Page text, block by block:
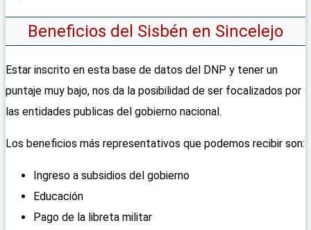
Beneficios del Sisbén en Sincelejo
Estar inscrito en esta base de datos del DNP y tener un
puntaje muy bajo, nos da la posibilidad de ser focalizados por
las entidades publicas del gobierno nacional.
Los beneficios más representativos que podemos recibir son:
Ingreso a subsidios del gobierno
Educación
Pago de la libreta militar